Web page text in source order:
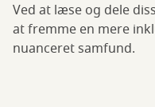
Ved at læse og dele
at fremme en mere
nuanceret samfund.